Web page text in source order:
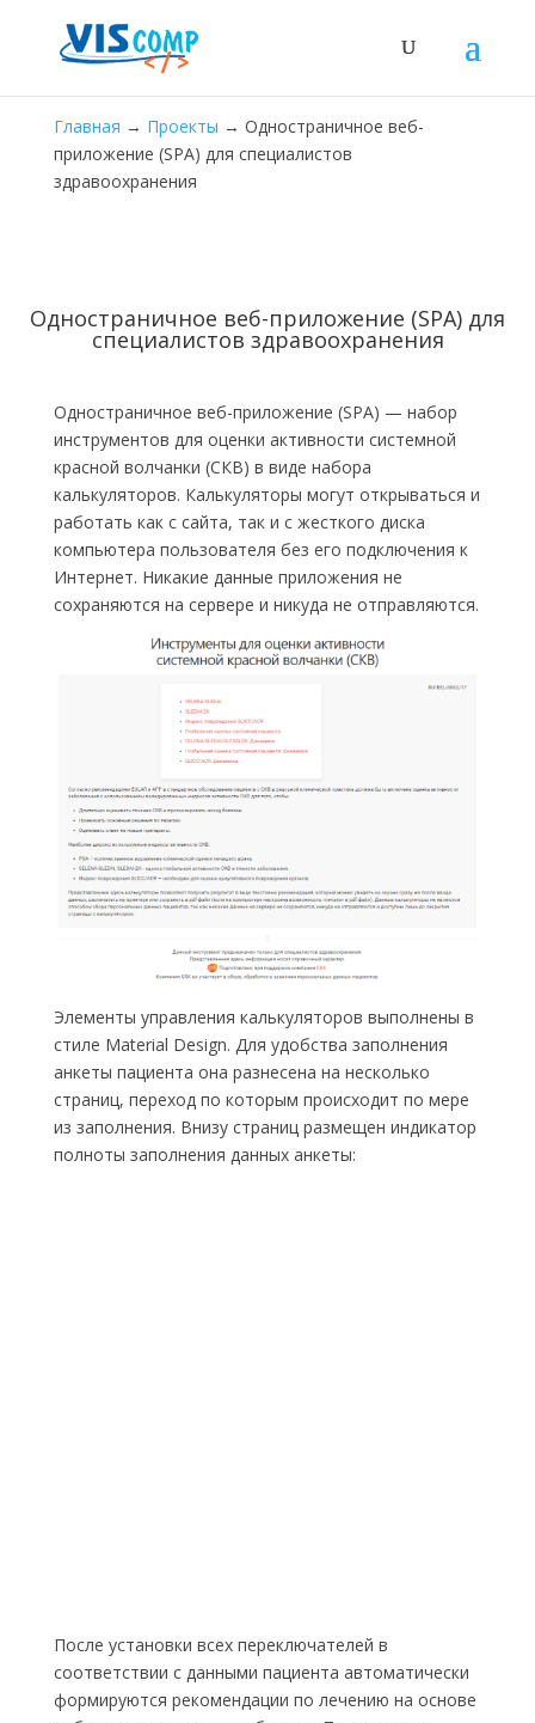
Главная → Проекты → Одностраничное веб-
приложение (SPA) для специалистов
здравоохранения
Одностраничное веб-приложение (SPA) для
специалистов здравоохранения
Одностраничное веб-приложение (SPA) — набор
инструментов для оценки активности системной
красной волчанки (СКВ) в виде набора
калькуляторов. Калькуляторы могут открываться и
работать как с сайта, так и с жесткого диска
компьютера пользователя без его подключения к
Интернет. Никакие данные приложения не
сохраняются на сервере и никуда не отправляются.
Элементы управления калькуляторов выполнены в
стиле Material Design. Для удобства заполнения
анкеты пациента она разнесена на несколько
страниц, переход по которым происходит по мере
из заполнения. Внизу страниц размещен индикатор
полноты заполнения данных анкеты:
После установки всех переключателей в
соответствии с данными пациента автоматически
формируются рекомендации по лечению на основе